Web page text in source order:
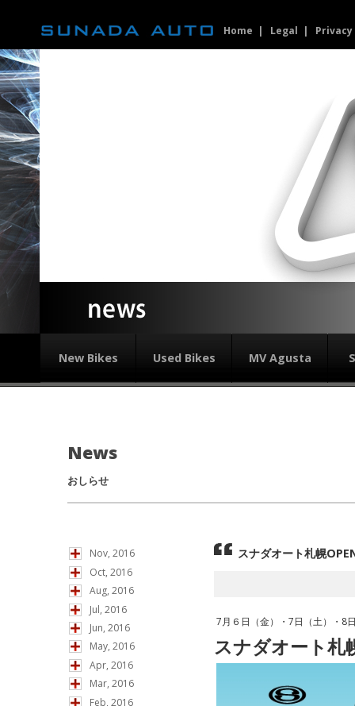
Home Legal
New Bikes Used Bikes MV Agusta
News
おしらせ
Nov, 2016
Oct, 2016
Aug, 2016
Jul, 2016
Jun, 2016
May, 2016
Apr, 2016
Mar, 2016
Feb, 2016
スナダオート札幌
7月６日（金）・7日（土）・8
スナダオート札